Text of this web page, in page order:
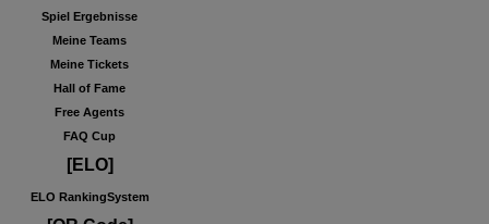
Spiel Ergebnisse
Meine Teams
Meine Tickets
Hall of Fame
Free Agents
FAQ Cup
[ELO]
ELO RankingSystem